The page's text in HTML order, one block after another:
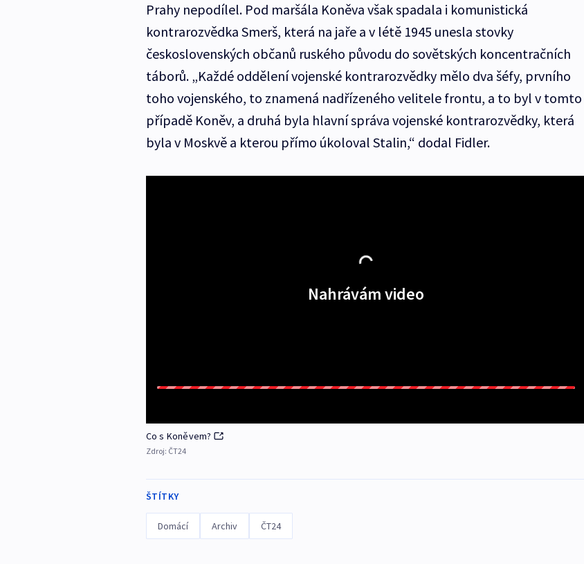
Prahy nepodílel. Pod maršála Koněva však spadala i komunistická
kontrarozvědka Smerš, která na jaře a v létě 1945 unesla stovky
československých občanů ruského původu do sovětských koncentračních
táborů. „Každé oddělení vojenské kontrarozvědky mělo dva šéfy, prvního
toho vojenského, to znamená nadřízeného velitele frontu, a to byl v tomto
případě Koněv, a druhá byla hlavní správa vojenské kontrarozvědky, která
byla v Moskvě a kterou přímo úkoloval Stalin,“ dodal Fidler.
Nahrávám video
Co s Koněvem?
Zdroj: ČT24
ŠTÍTKY
Domácí Archiv ČT24